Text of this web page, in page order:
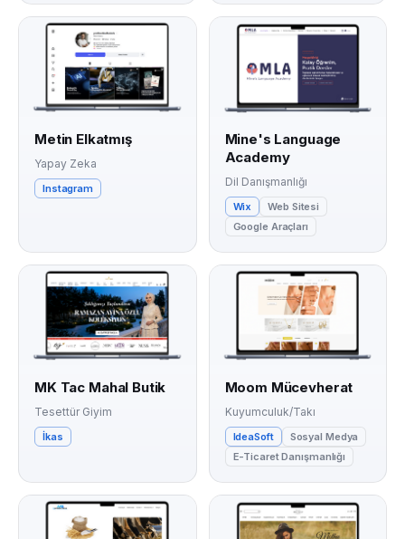
Metin Elkatmış
Yapay Zeka
Instagram
Mine's Language
Academy
Dil Danışmanlığı
Wix
Web Sitesi
Google Araçları
MK Tac Mahal Butik
Tesettür Giyim
İkas
Moom Mücevherat
Kuyumculuk/Takı
IdeaSoft
Sosyal Medya
E-Ticaret Danışmanlığı